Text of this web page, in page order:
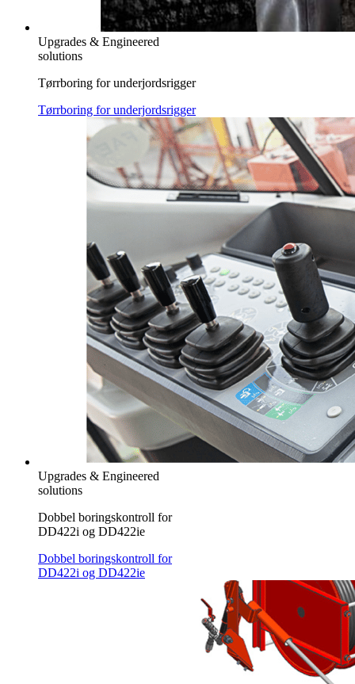
Upgrades & Engineered
solutions
Tørrboring for underjordsrigger
Tørrboring for underjordsrigger
Upgrades & Engineered
solutions
Dobbel boringskontroll for
DD422i og DD422ie
Dobbel boringskontroll for
DD422i og DD422ie